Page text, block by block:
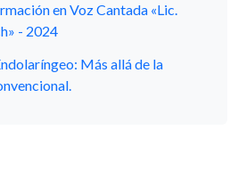
en Voz Cantada «Lic.
- 2024
Más allá de la